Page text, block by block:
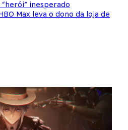
inesperado
Max leva o dono da loja de